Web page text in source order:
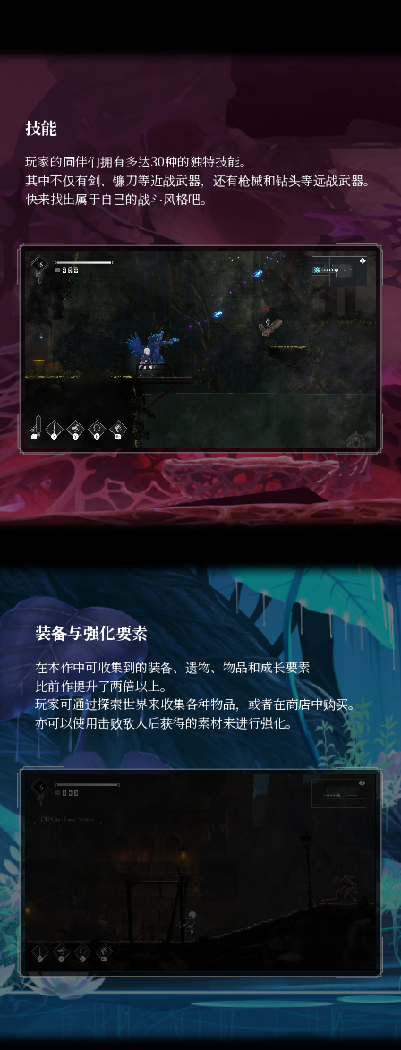
技能
玩家的同伴们拥有多达30种的独特技能。
其中不仅有剑、镰刀等近战武器，还有枪械和钻头等远战武器。
快来找出属于自己的战斗风格吧。
100.00%
装备与强化要素
在本作中可收集到的装备、遗物、物品和成长要素
比前作提升了两倍以上。
玩家可通过探索世界来收集各种物品，或者在商店中购买。
亦可以使用击败敌人后获得的素材来进行强化。